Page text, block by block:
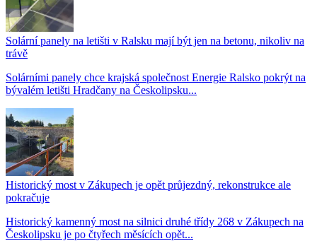
Solární panely na letišti v Ralsku mají být jen na betonu, nikoliv na
trávě
Solárními panely chce krajská společnost Energie Ralsko pokrýt na
bývalém letišti Hradčany na Českolipsku...
Historický most v Zákupech je opět průjezdný, rekonstrukce ale
pokračuje
Historický kamenný most na silnici druhé třídy 268 v Zákupech na
Českolipsku je po čtyřech měsících opět...